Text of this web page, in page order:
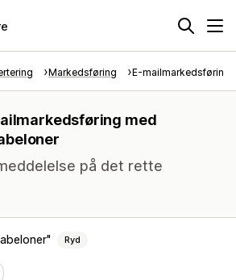
Markedsføring E-mailmarkedsføring
med
på det rette
Ryd